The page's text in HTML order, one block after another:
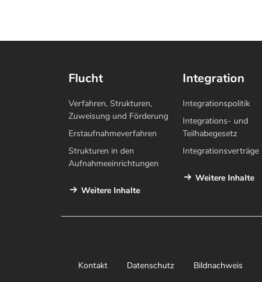
Flucht
Verfahren, Strukturen,
Zuweisung und Förderung
Erstaufnahmeverfahren
Strukturen in den
Aufnahmeeinrichtungen
Weitere Inhalte
Integration
Integrationspolitik
Integrations- und
Teilhabegesetz
Integrationsverträge
Weitere Inhalte
Kontakt Datenschutz Bildnachweis